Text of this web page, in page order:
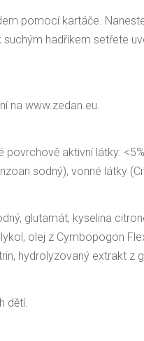
pomocí kartáče.
hadříkem setřete
na www.zedan.eu.
povrchově aktivní látky:
sodný), vonné látky
glutamát, kyselina
olej z Cymbopogon
hydrolyzovaný extrakt z
dětí.